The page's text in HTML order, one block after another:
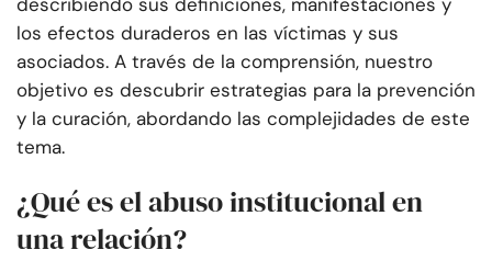
los efectos duraderos en las víctimas y sus
asociados. A través de la comprensión, nuestro
objetivo es descubrir estrategias para la prevención
y la curación, abordando las complejidades de este
tema.
¿Qué es el abuso institucional en
una relación?